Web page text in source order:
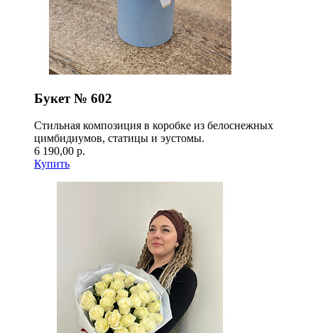
Букет № 602
Стильная композиция в коробке из белоснежных
цимбидиумов, статицы и эустомы.
6 190,00 р.
Купить